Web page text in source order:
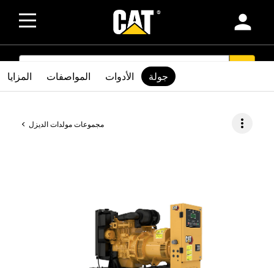
person
SEARCH
مجموعات مولدات الديزل more_vert
المزايا المواصفات الأدوات جولة